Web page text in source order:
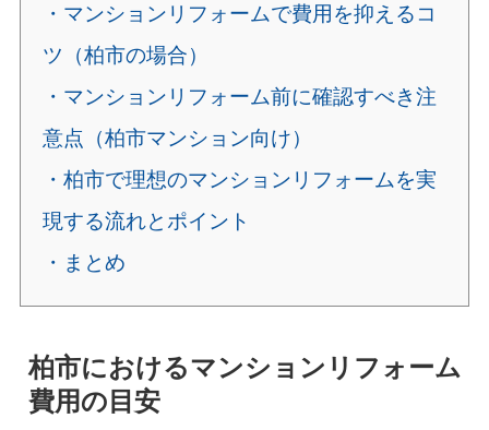
・マンションリフォームで費用を抑えるコ
ツ（柏市の場合）
・マンションリフォーム前に確認すべき注
意点（柏市マンション向け）
・柏市で理想のマンションリフォームを実
現する流れとポイント
・まとめ
柏市におけるマンションリフォーム
費用の目安